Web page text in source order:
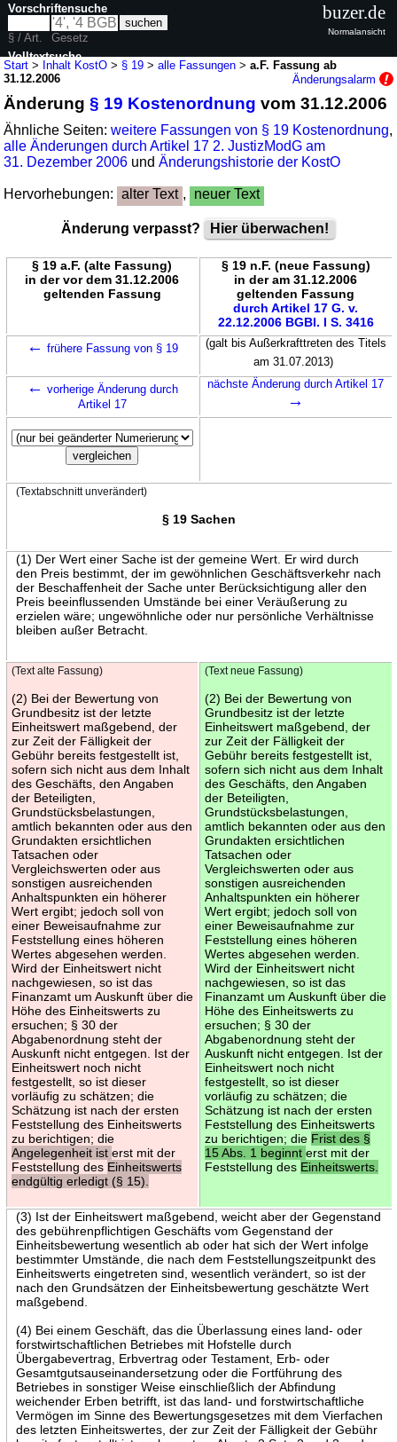
Start > Inhalt KostO > § 19 >alle Fassungen >a.F. Fassung ab
31.12.2006
Änderungsalarm
Änderung§ 19 Kostenordnung vom 31.12.2006
Ähnliche Seiten:weitere Fassungen von § 19 Kostenordnung,
alle Änderungen durch Artikel 17 2. JustizModG am
31. Dezember 2006 undÄnderungshistorie der KostO
Hervorhebungen: alter Text , neuer Text
Änderung verpasst? Hier überwachen!
§ 19 a.F. (alte Fassung)
in der vor dem 31.12.2006
geltenden Fassung
§ 19 n.F. (neue Fassung)
in der am 31.12.2006
geltenden Fassung
durch Artikel 17 G. v.
22.12.2006 BGBl. I S. 3416
← frühere Fassung von § 19
(galt bis Außerkrafttreten des Titels
am 31.07.2013)
← vorherige Änderung durch
Artikel 17
nächste Änderung durch Artikel 17
→
(Textabschnitt unverändert)
§ 19 Sachen
(1) Der Wert einer Sache ist der gemeine Wert. Er wird durch
den Preis bestimmt, der im gewöhnlichen Geschäftsverkehr nach
der Beschaffenheit der Sache unter Berücksichtigung aller den
Preis beeinflussenden Umstände bei einer Veräußerung zu
erzielen wäre; ungewöhnliche oder nur persönliche Verhältnisse
bleiben außer Betracht.
(Text alte Fassung)
(2) Bei der Bewertung von
Grundbesitz ist der letzte
Einheitswert maßgebend, der
zur Zeit der Fälligkeit der
Gebühr bereits festgestellt ist,
sofern sich nicht aus dem Inhalt
des Geschäfts, den Angaben
der Beteiligten,
Grundstücksbelastungen,
amtlich bekannten oder aus den
Grundakten ersichtlichen
Tatsachen oder
Vergleichswerten oder aus
sonstigen ausreichenden
Anhaltspunkten ein höherer
Wert ergibt; jedoch soll von
einer Beweisaufnahme zur
Feststellung eines höheren
Wertes abgesehen werden.
Wird der Einheitswert nicht
nachgewiesen, so ist das
Finanzamt um Auskunft über die
Höhe des Einheitswerts zu
ersuchen; § 30 der
Abgabenordnung steht der
Auskunft nicht entgegen. Ist der
Einheitswert noch nicht
festgestellt, so ist dieser
vorläufig zu schätzen; die
Schätzung ist nach der ersten
Feststellung des Einheitswerts
zu berichtigen; die
Angelegenheit ist erst mit der
Feststellung des Einheitswerts
endgültig erledigt (§ 15).
(Text neue Fassung)
(2) Bei der Bewertung von
Grundbesitz ist der letzte
Einheitswert maßgebend, der
zur Zeit der Fälligkeit der
Gebühr bereits festgestellt ist,
sofern sich nicht aus dem Inhalt
des Geschäfts, den Angaben
der Beteiligten,
Grundstücksbelastungen,
amtlich bekannten oder aus den
Grundakten ersichtlichen
Tatsachen oder
Vergleichswerten oder aus
sonstigen ausreichenden
Anhaltspunkten ein höherer
Wert ergibt; jedoch soll von
einer Beweisaufnahme zur
Feststellung eines höheren
Wertes abgesehen werden.
Wird der Einheitswert nicht
nachgewiesen, so ist das
Finanzamt um Auskunft über die
Höhe des Einheitswerts zu
ersuchen; § 30 der
Abgabenordnung steht der
Auskunft nicht entgegen. Ist der
Einheitswert noch nicht
festgestellt, so ist dieser
vorläufig zu schätzen; die
Schätzung ist nach der ersten
Feststellung des Einheitswerts
zu berichtigen; die Frist des §
15 Abs. 1 beginnt erst mit der
Feststellung des Einheitswerts.
(3) Ist der Einheitswert maßgebend, weicht aber der Gegenstand
des gebührenpflichtigen Geschäfts vom Gegenstand der
Einheitsbewertung wesentlich ab oder hat sich der Wert infolge
bestimmter Umstände, die nach dem Feststellungszeitpunkt des
Einheitswerts eingetreten sind, wesentlich verändert, so ist der
nach den Grundsätzen der Einheitsbewertung geschätzte Wert
maßgebend.
(4) Bei einem Geschäft, das die Überlassung eines land- oder
forstwirtschaftlichen Betriebes mit Hofstelle durch
Übergabevertrag, Erbvertrag oder Testament, Erb- oder
Gesamtgutsauseinandersetzung oder die Fortführung des
Betriebes in sonstiger Weise einschließlich der Abfindung
weichender Erben betrifft, ist das land- und forstwirtschaftliche
Vermögen im Sinne des Bewertungsgesetzes mit dem Vierfachen
des letzten Einheitswertes, der zur Zeit der Fälligkeit der Gebühr
Vorschriftensuche
§ / Art.
Gesetz
Volltextsuche
buzer.de
Normalansicht